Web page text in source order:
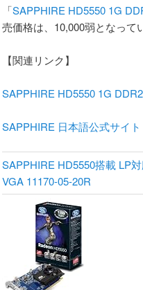
「SAPPHIRE HD5550 1G
売価格は、10,000弱となって
【関連リンク】
SAPPHIRE HD5550 1G
SAPPHIRE 日本語公式サイト
SAPPHIRE HD5550搭載 LP
VGA 11170-05-20R